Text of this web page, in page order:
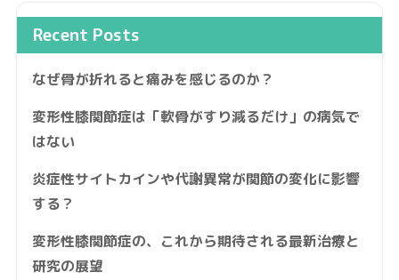
Recent Posts
なぜ骨が折れると痛みを感じるのか？
変形性膝関節症は「軟骨がすり減るだけ」の病気で
はない
炎症性サイトカインや代謝異常が関節の変化に影響
する？
変形性膝関節症の、これから期待される最新治療と
研究の展望